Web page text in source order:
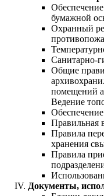
бумажной
Охранный
Санитарно-
Общие
помещений
Ведение
Правильная
Правила
хранения
Правила
Документы,